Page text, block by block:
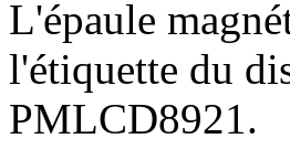
L'épaule
l'étiquette du
PMLCD8921.